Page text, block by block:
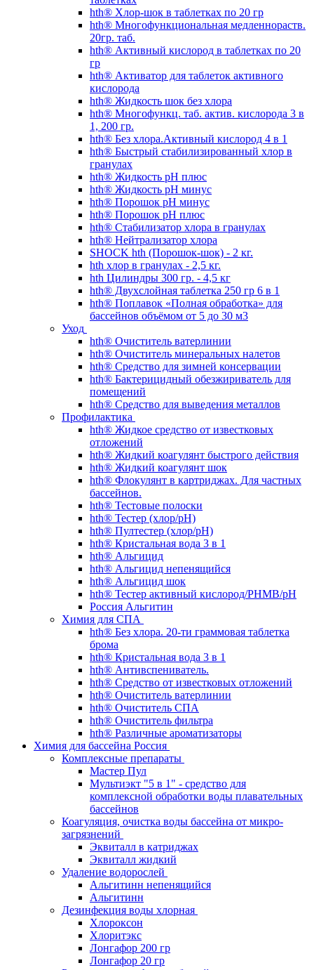
hth® Хлор-шок в таблетках по 20 гр
hth® Многофункциональная медленнораств.
20гр. таб.
hth® Активный кислород в таблетках по 20
гр
hth® Активатор для таблеток активного
кислорода
hth® Жидкость шок без хлора
hth® Многофункц. таб. актив. кислорода 3 в
1, 200 гр.
hth® Без хлора.Активный кислород 4 в 1
hth® Быстрый стабилизированный хлор в
гранулах
hth® Жидкость pH плюс
hth® Жидкость pH минус
hth® Порошок pH минус
hth® Порошок pH плюс
hth® Стабилизатор хлора в гранулах
hth® Нейтрализатор хлора
SHOCK hth (Порошок-шок) - 2 кг.
hth хлор в гранулах - 2,5 кг.
hth Цилиндры 300 гр. - 4,5 кг
hth® Двухслойная таблетка 250 гр 6 в 1
hth® Поплавок «Полная обработка» для
бассейнов объёмом от 5 до 30 м3
Уход
hth® Очиститель ватерлинии
hth® Очиститель минеральных налетов
hth® Средство для зимней консервации
hth® Бактерицидный обезжириватель для
помещений
hth® Средство для выведения металлов
Профилактика
hth® Жидкое средство от известковых
отложений
hth® Жидкий коагулянт быстрого действия
hth® Жидкий коагулянт шок
hth® Флокулянт в картриджах. Для частных
бассейнов.
hth® Тестовые полоски
hth® Тестер (хлор/pH)
hth® Пултестер (хлор/pH)
hth® Кристальная вода 3 в 1
hth® Альгицид
hth® Альгицид непенящийся
hth® Альгицид шок
hth® Тестер активный кислород/PHMB/pH
Россия Альгитин
Химия для СПА
hth® Без хлора. 20-ти граммовая таблетка
брома
hth® Кристальная вода 3 в 1
hth® Антивспениватель.
hth® Средство от известковых отложений
hth® Очиститель ватерлинии
hth® Очиститель СПА
hth® Очиститель фильтра
hth® Различные ароматизаторы
Химия для бассейна Россия
Комплексные препараты
Мастер Пул
Мультиэкт "5 в 1" - средство для
комплексной обработки воды плавательных
бассейнов
Коагуляция, очистка воды бассейна от микро-
загрязнений
Эквиталл в катриджах
Эквиталл жидкий
Удаление водорослей
Альгитинн непенящийся
Альгитинн
Дезинфекция воды хлорная
Хлороксон
Хлоритэкс
Лонгафор 200 гр
Лонгафор 20 гр